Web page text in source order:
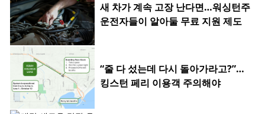
새 차가 계속 고장 난다면…워싱턴주
운전자들이 알아둘 무료 지원 제도
“줄 다 섰는데 다시 돌아가라고?”…
킹스턴 페리 이용객 주의해야